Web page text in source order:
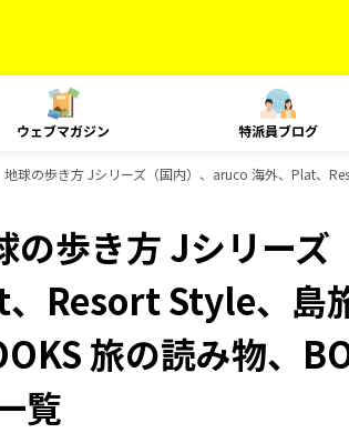
ウェブマガジン 特派員ブログ
球の歩き方 Jシリーズ（国内）、aruco 海外、Plat、
の歩き方 Jシリーズ
Resort Style、島
旅の読み物、
覧